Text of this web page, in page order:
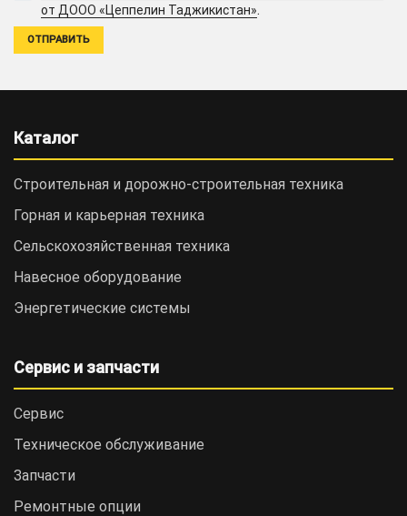
от ДООО «Цеппелин Таджикистан».
Каталог
Строительная и дорожно-cтроительная техника
Горная и карьерная техника
Сельскохозяйственная техника
Навесное оборудование
Энергетические системы
Сервис и запчасти
Сервис
Техническое обслуживание
Запчасти
Ремонтные опции